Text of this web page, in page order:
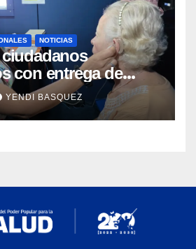
NOTICIAS
ciudadanos
con entrega de
en el Centro de
J.J. Arvelo
YENDI BASQUEZ